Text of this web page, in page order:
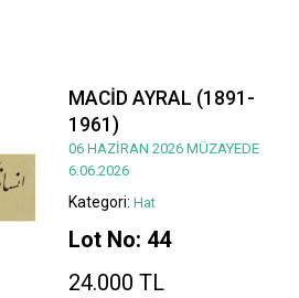
MACİD AYRAL (1891-
1961)
06 HAZİRAN 2026 MÜZAYEDE
6.06.2026
Kategori: Hat
Lot No: 44
24.000 TL